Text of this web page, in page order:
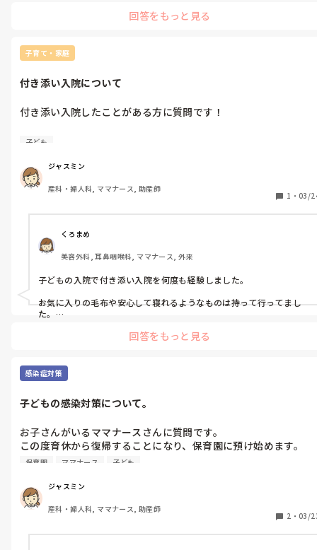
回答をもっと見る
子育て・家庭
付き添い入院について
付き添い入院したことがある方に質問です！
4月半ばに1歳9ヶ月の子どもの手術のため、2泊3日の付き添い入
出産以外で入院したことがないので、何かあった方が便利なもの
や工夫がありますでしょうか？
2泊3日ですが、術日の絶食や環境の変化があるのが心配です。
子ども
ジャスミン
産科・婦人科, ママナース, 助産師
1 ・ 03/
くろまめ
美容外科, 耳鼻咽喉科, ママナース, 外来
子どもの入院で付き添い入院を何度も経験しました。
お気に入りの毛布や安心して寝れるようなものは持って行ってまし
た。
私の入院した病院は、子どものベッドに親も寝るかんじだったので
回答をもっと見る
感染症対策
子どもの感染対策について。
お子さんがいるママナースさんに質問です。
この度育休から復帰することになり、保育園に預け始めます。
それにあたり、子どもの体調不良での呼び出しが気掛かりです。
たいと思っています。
みなさん、家でどのような工夫をされていますか？
ぜひ、みなさんの工夫を真似させてください🙏
保育園 ママナース 子ども
ジャスミン
産科・婦人科, ママナース, 助産師
2 ・ 03/